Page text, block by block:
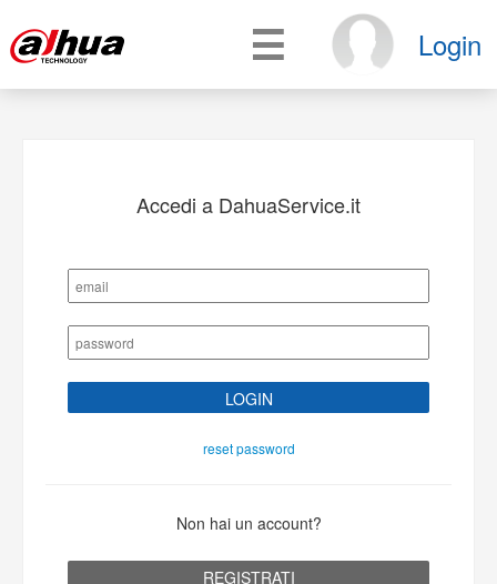
Login
☰
Accedi a DahuaService.it
reset password
Non hai un account?